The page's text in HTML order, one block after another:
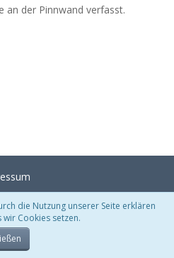
an der Pinnwand verfasst.
, erstellt vonKittMedia
die Nutzung unserer Seite erklären
Cookies setzen.